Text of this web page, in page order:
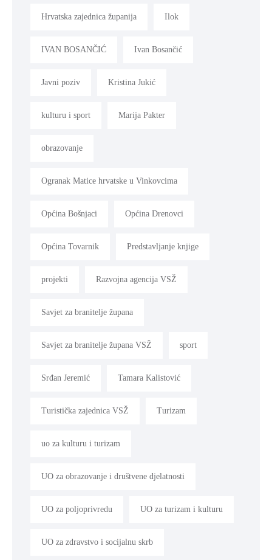
Hrvatska zajednica županija Ilok
IVAN BOSANČIĆ Ivan Bosančić
Javni poziv Kristina Jukić
kulturu i sport Marija Pakter
obrazovanje
Ogranak Matice hrvatske u Vinkovcima
Općina Bošnjaci Općina Drenovci
Općina Tovarnik Predstavljanje knjige
projekti Razvojna agencija VSŽ
Savjet za branitelje župana
Savjet za branitelje župana VSŽ sport
Srđan Jeremić Tamara Kalistović
Turistička zajednica VSŽ Turizam
uo za kulturu i turizam
UO za obrazovanje i društvene djelatnosti
UO za poljoprivredu UO za turizam i kulturu
UO za zdravstvo i socijalnu skrb